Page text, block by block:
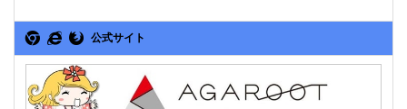
公式サイト